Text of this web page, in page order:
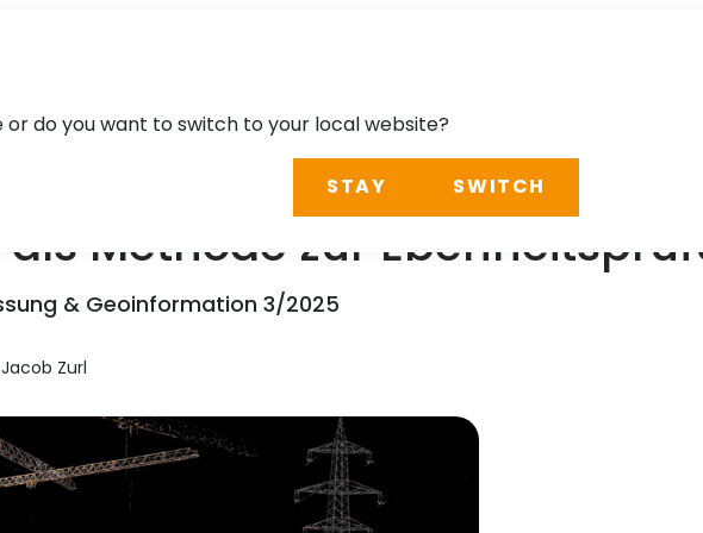
Methode zur
& Geoinformation 3/2025
Zurl
or do you want to switch to your local website?
STAY SWITCH